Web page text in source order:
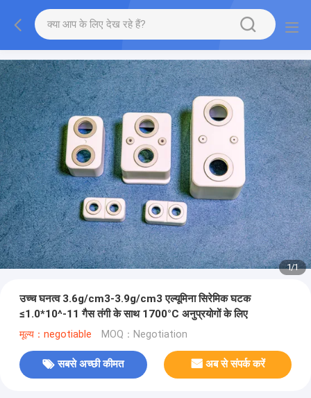
1/1
उच्च घनत्व 3.6g/cm3-3.9g/cm3 एल्यूमिना सिरेमिक घटक
≤1.0*10^-11 गैस तंगी के साथ 1700°C अनुप्रयोगों के लिए
मूल्य：negotiable MOQ：Negotiation
सबसे अच्छी कीमत अब से संपर्क करें